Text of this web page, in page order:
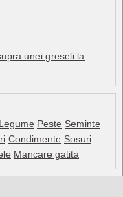
unei greseli la
Legume Peste Seminte
Condimente Sosuri
Mancare gatita